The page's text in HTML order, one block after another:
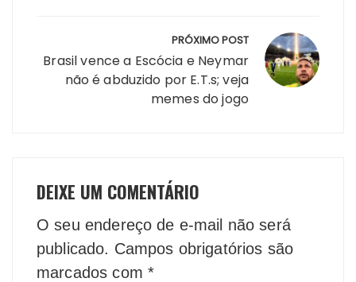
PRÓXIMO POST
Brasil vence a Escócia e Neymar
não é abduzido por E.T.s; veja
memes do jogo
DEIXE UM COMENTÁRIO
O seu endereço de e-mail não será
publicado. Campos obrigatórios são
marcados com *